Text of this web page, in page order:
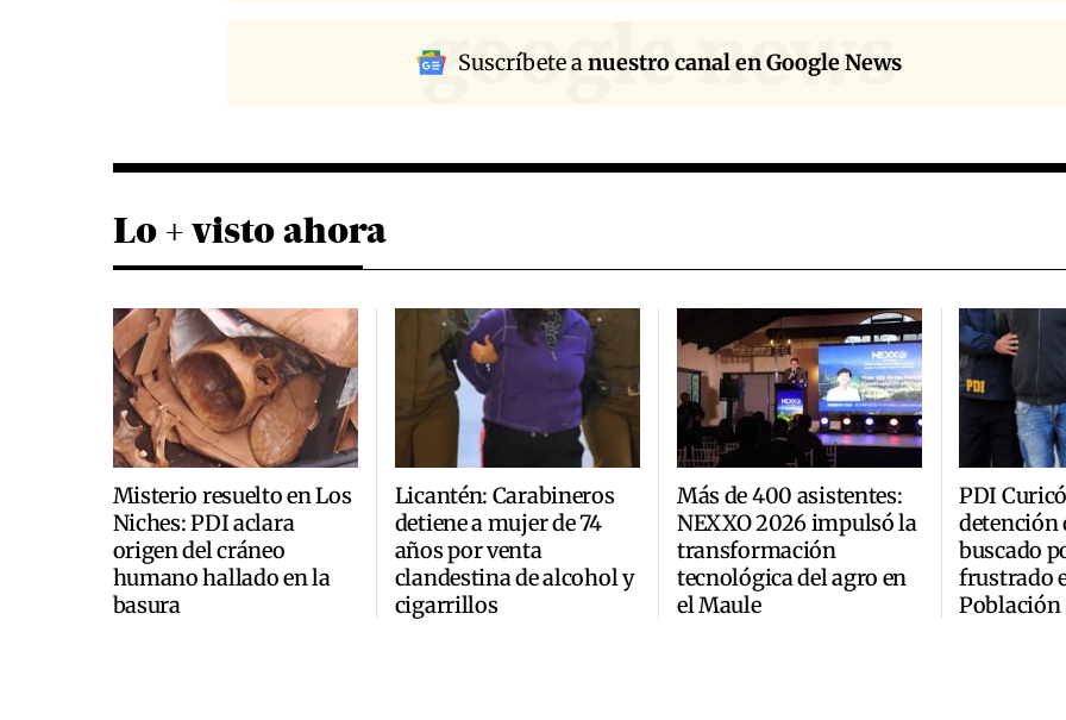
google news
Suscríbete anuestro canal en Google News
Lo + visto ahora
Misterio resuelto en Los
Niches: PDI aclara
origen del cráneo
humano hallado en la
basura
Licantén: Carabineros
detiene a mujer de 74
años por venta
clandestina de alcohol y
cigarrillos
Más de 400 asistentes:
NEXXO 2026 impulsó la
transformación
tecnológica del agro en
el Maule
PDI
detención
buscado
frustrado
Población